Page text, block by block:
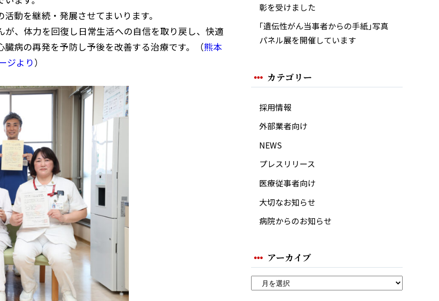
動を継続・発展させてまいります。
、体力を回復し日常生活への自信を取り戻し、快適
病の再発を予防し予後を改善する治療です。（熊本
ジより ）
彰を受けました
｢遺伝性がん当事者からの手紙｣写真
パネル展を開催しています
カテゴリー
採用情報
外部業者向け
NEWS
プレスリリース
医療従事者向け
大切なお知らせ
病院からのお知らせ
アーカイブ